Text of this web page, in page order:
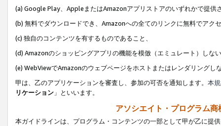
(a) Google Play、AppleまたはAmazonアプリストアのいずれかで提供
(b) 無料でダウンロードでき、Amazonへの全てのリンクに無料でアク
(c) 独自のコンテンツを有するものであること、
(d) Amazonのショッピングアプリの機能を模倣（エミュレート）しな
(e) WebViewでAmazonのウェブページをホストまたはレンダリングし
甲は、乙のアプリケーションを審査し、参加の可否を通知します。 本
リケーション 」といいます。
アソシエイト・プログラム
本ガイドラインは、プログラム・コンテンツの一部として甲が乙に提